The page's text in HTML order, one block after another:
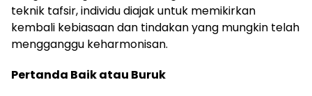
teknik tafsir, individu diajak untuk memikirkan
kembali kebiasaan dan tindakan yang mungkin telah
mengganggu keharmonisan.
Pertanda Baik atau Buruk